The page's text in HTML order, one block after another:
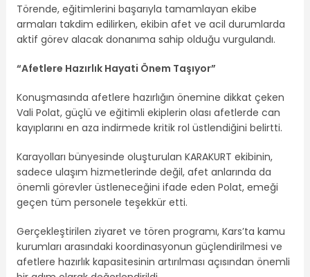
Törende, eğitimlerini başarıyla tamamlayan ekibe
armaları takdim edilirken, ekibin afet ve acil durumlarda
aktif görev alacak donanıma sahip olduğu vurgulandı.
“Afetlere Hazırlık Hayati Önem Taşıyor”
Konuşmasında afetlere hazırlığın önemine dikkat çeken
Vali Polat, güçlü ve eğitimli ekiplerin olası afetlerde can
kayıplarını en aza indirmede kritik rol üstlendiğini belirtti.
Karayolları bünyesinde oluşturulan KARAKURT ekibinin,
sadece ulaşım hizmetlerinde değil, afet anlarında da
önemli görevler üstleneceğini ifade eden Polat, emeği
geçen tüm personele teşekkür etti.
Gerçekleştirilen ziyaret ve tören programı, Kars’ta kamu
kurumları arasındaki koordinasyonun güçlendirilmesi ve
afetlere hazırlık kapasitesinin artırılması açısından önemli